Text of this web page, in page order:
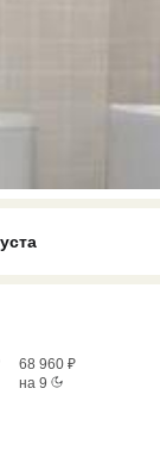
68 960 ₽
на 9